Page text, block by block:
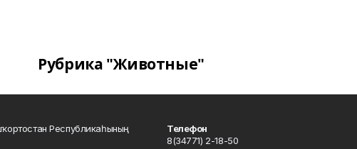
Рубрика "Животные"
Республикаһының
Телефон
8(34771) 2-18-50